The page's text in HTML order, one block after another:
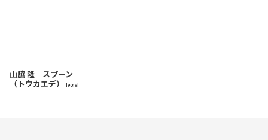
山脇 隆 スプーン
（トウカエデ）
9019